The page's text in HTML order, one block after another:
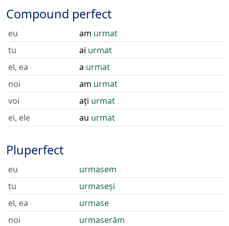
Compound perfect
eu am urmat
tu
ai urmat
el, ea
a urmat
noi
am urmat
voi
ați urmat
ei, ele
au urmat
Pluperfect
eu
urmasem
tu
urmaseși
el, ea
urmase
noi
urmaserăm